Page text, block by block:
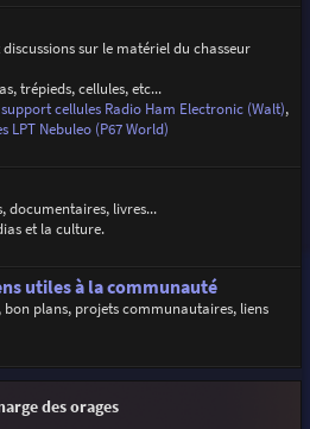
sur le matériel du chasseur
trépieds, cellules, etc...
cellules Radio Ham Electronic (Walt),
LPT Nebuleo (P67 World)
documentaires, livres...
et la culture.
utiles à la communauté
plans, projets communautaires, liens
des orages